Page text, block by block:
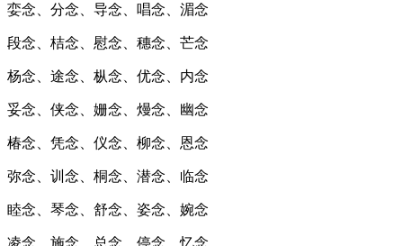
娈念、分念、导念、唱念、湄念
段念、桔念、慰念、穗念、芒念
杨念、途念、枞念、优念、内念
妥念、侠念、姗念、熳念、幽念
椿念、凭念、仪念、柳念、恩念
弥念、训念、桐念、潜念、临念
睦念、琴念、舒念、姿念、婉念
凌念、施念、总念、停念、忆念